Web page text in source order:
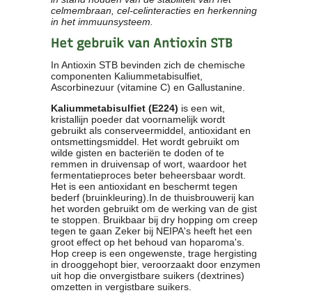
celmembraan, cel-celinteracties en herkenning
in het immuunsysteem.
Het gebruik van Antioxin STB
In Antioxin STB bevinden zich de chemische
componenten Kaliummetabisulfiet,
Ascorbinezuur (vitamine C) en Gallustanine.
Kaliummetabisulfiet (E224) is een wit,
kristallijn poeder dat voornamelijk wordt
gebruikt als conserveermiddel, antioxidant en
ontsmettingsmiddel. Het wordt gebruikt om
wilde gisten en bacteriën te doden of te
remmen in druivensap of wort, waardoor het
fermentatieproces beter beheersbaar wordt.
Het is een antioxidant en beschermt tegen
bederf (bruinkleuring).In de thuisbrouwerij kan
het worden gebruikt om de werking van de gist
te stoppen. Bruikbaar bij dry hopping om creep
tegen te gaan Zeker bij NEIPA's heeft het een
groot effect op het behoud van hoparoma's.
Hop creep is een ongewenste, trage hergisting
in drooggehopt bier, veroorzaakt door enzymen
uit hop die onvergistbare suikers (dextrines)
omzetten in vergistbare suikers.